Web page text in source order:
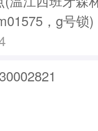
，g号锁)